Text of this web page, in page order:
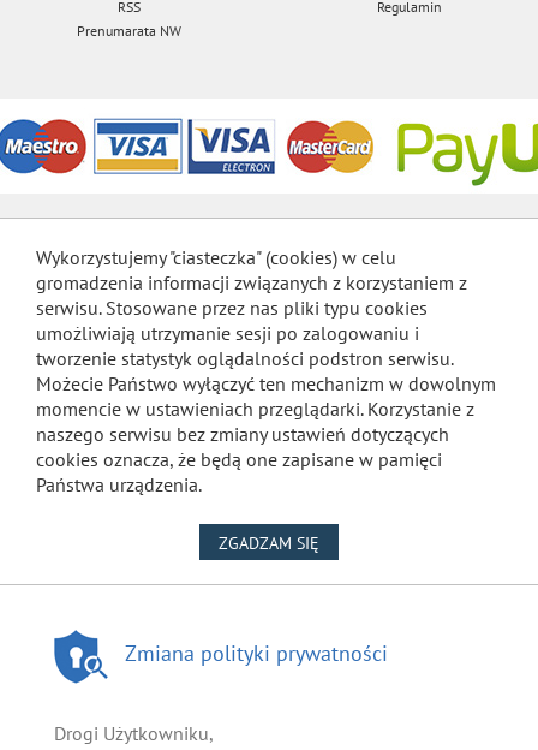
RSS
Regulamin
Prenumarata NW
Wykorzystujemy "ciasteczka" (cookies) w celu
gromadzenia informacji związanych z korzystaniem z
serwisu. Stosowane przez nas pliki typu cookies
umożliwiają utrzymanie sesji po zalogowaniu i
tworzenie statystyk oglądalności podstron serwisu.
Możecie Państwo wyłączyć ten mechanizm w dowolnym
momencie w ustawieniach przeglądarki. Korzystanie z
naszego serwisu bez zmiany ustawień dotyczących
cookies oznacza, że będą one zapisane w pamięci
Państwa urządzenia.
ZGADZAM SIĘ
Zmiana polityki prywatności
Drogi Użytkowniku,